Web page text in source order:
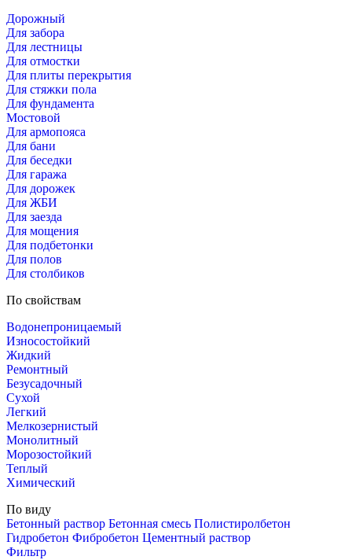
Дорожный
Для забора
Для лестницы
Для отмостки
Для плиты перекрытия
Для стяжки пола
Для фундамента
Мостовой
Для армопояса
Для бани
Для беседки
Для гаража
Для дорожек
Для ЖБИ
Для заезда
Для мощения
Для подбетонки
Для полов
Для столбиков
По свойствам
Водонепроницаемый
Износостойкий
Жидкий
Ремонтный
Безусадочный
Сухой
Легкий
Мелкозернистый
Монолитный
Морозостойкий
Теплый
Химический
По виду
Бетонный раствор Бетонная смесь Полистиролбетон
Гидробетон Фибробетон Цементный раствор
Фильтр